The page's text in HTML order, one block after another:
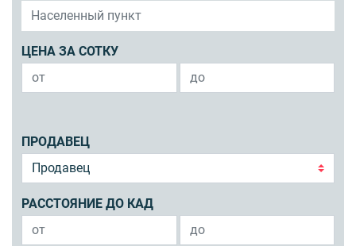
ЦЕНА ЗА СОТКУ
ПРОДАВЕЦ
РАССТОЯНИЕ ДО КАД